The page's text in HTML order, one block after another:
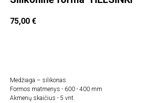
75,00 €
Medžiaga – silikonas.
Formos matmenys - 600 - 400 mm
Akmenų skaičius - 5 vnt.